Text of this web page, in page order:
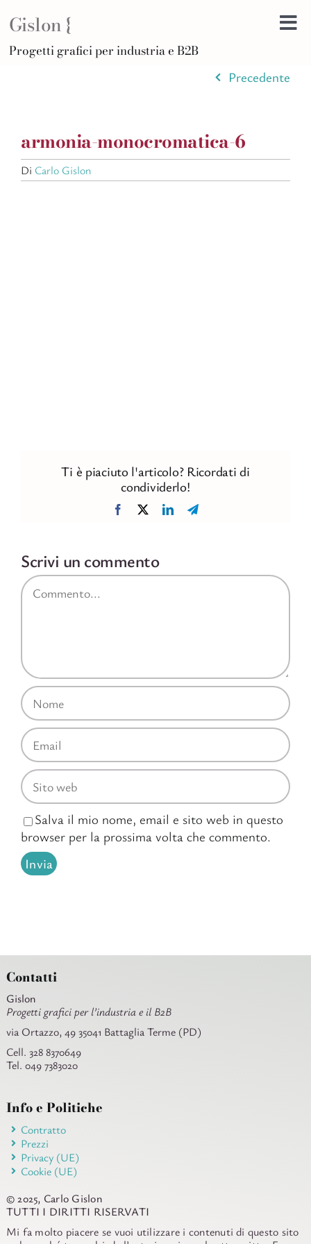
Gislon {
Progetti grafici per industria e B2B
Precedente
armonia-monocromatica-6
Di Carlo Gislon
Ti è piaciuto l'articolo? Ricordati di
condividerlo!
Facebook LinkedInTelegram
Scrivi un commento
Commento
Salva il mio nome, email e sito web in questo
browser per la prossima volta che commento.
Contatti
Gislon
Progetti grafici per l’industria e il B2B
via Ortazzo, 49 35041 Battaglia Terme (PD)
Cell. 328 8370649
Tel. 049 7383020
Info e Politiche
Contratto
Prezzi
Privacy (UE)
Cookie (UE)
© 2025, Carlo Gislon
TUTTI I DIRITTI RISERVATI
Mi fa molto piacere se vuoi utilizzare i contenuti di questo sito